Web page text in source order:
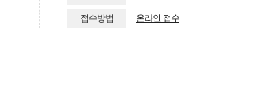
접수방법 온라인 접수